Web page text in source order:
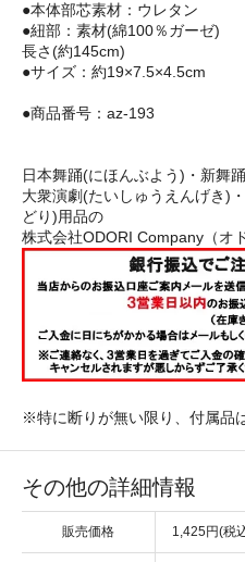
●本体部芯素材：ウレタン
●紐部：素材(綿100％ガーゼ)
長さ(約145cm)
●サイズ：約19×7.5×4.5cm
●商品番号：az-193
日本舞踊(にほんぶよう)・新舞
大衆演劇(たいしゅうえんげき)
どり)用品の
株式会社ODORI Company（オ
※特に断りが無い限り、付属品
その他の詳細情報
販売価格 1,425円(税